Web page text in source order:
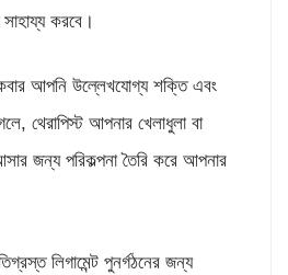
সাহায্য করবে।
আপনি উল্লেখযোগ্য শক্তি এবং
থেরাপিস্ট আপনার খেলাধুলা বা
জন্য পরিকল্পনা তৈরি করে আপনার
লিগামেন্ট পুনর্গঠনের জন্য